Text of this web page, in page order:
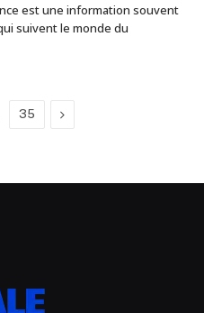
est une information souvent
suivent le monde du
35 Next